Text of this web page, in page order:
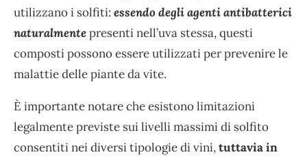
utilizzano i solfiti: essendo degli agenti antibatterici
naturalmentepresenti nell’uva stessa, questi
composti possono essere utilizzati per prevenire le
malattie delle piante da vite.
È importante notare che esistono limitazioni
legalmente previste sui livelli massimi di solfito
consentiti nei diversi tipologie di vini,tuttavia in